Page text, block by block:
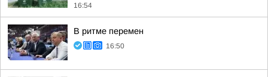
16:54
В ритме перемен
16:50